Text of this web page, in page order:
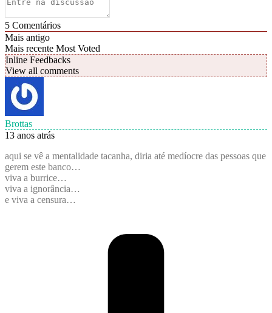
5 Comentários
Mais antigo
Mais recente Most Voted
Inline Feedbacks
View all comments
Brottas
13 anos atrás
aqui se vê a mentalidade tacanha, diria até medíocre das pessoas que
gerem este banco…
viva a burrice…
viva a ignorância…
e viva a censura…